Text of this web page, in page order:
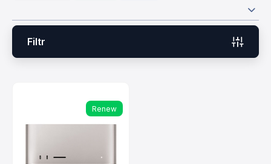
Filtr
Renew